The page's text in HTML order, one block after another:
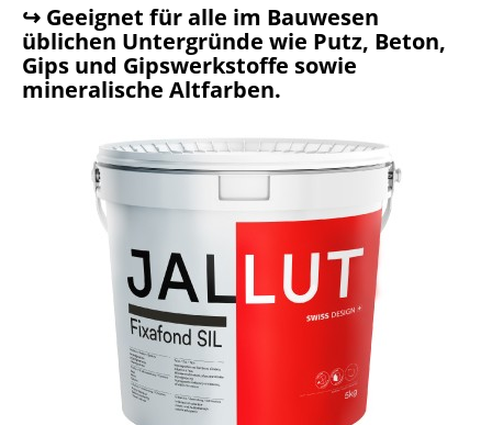
↪ Geeignet für alle im Bauwesen
üblichen Untergründe wie Putz, Beton,
Gips und Gipswerkstoffe sowie
mineralische Altfarben.